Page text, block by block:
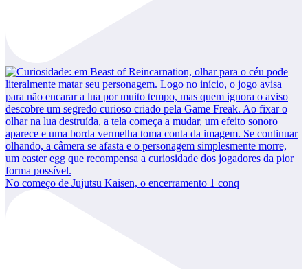
No começo de Jujutsu Kaisen, o encerramento 1 conq